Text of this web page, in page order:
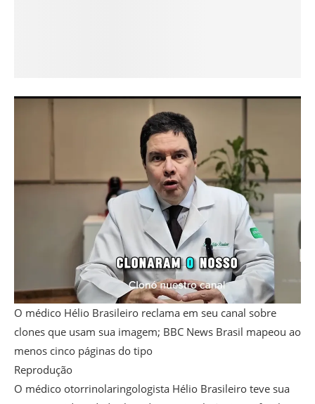
O médico Hélio Brasileiro reclama em seu canal sobre
clones que usam sua imagem; BBC News Brasil mapeou ao
menos cinco páginas do tipo
Reprodução
O médico otorrinolaringologista Hélio Brasileiro teve sua